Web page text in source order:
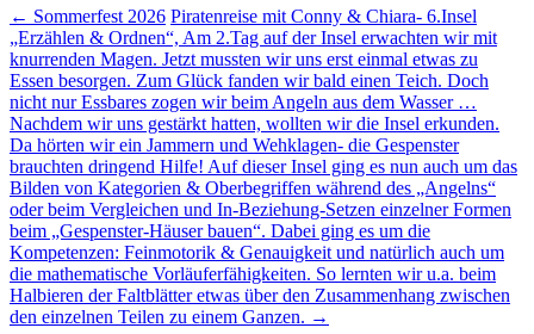
← Sommerfest 2026 Piratenreise mit Conny & Chiara- 6.Insel
„Erzählen & Ordnen“, Am 2.Tag auf der Insel erwachten wir mit
knurrenden Magen. Jetzt mussten wir uns erst einmal etwas zu
Essen besorgen. Zum Glück fanden wir bald einen Teich. Doch
nicht nur Essbares zogen wir beim Angeln aus dem Wasser …
Nachdem wir uns gestärkt hatten, wollten wir die Insel erkunden.
Da hörten wir ein Jammern und Wehklagen- die Gespenster
brauchten dringend Hilfe! Auf dieser Insel ging es nun auch um das
Bilden von Kategorien & Oberbegriffen während des „Angelns“
oder beim Vergleichen und In-Beziehung-Setzen einzelner Formen
beim „Gespenster-Häuser bauen“. Dabei ging es um die
Kompetenzen: Feinmotorik & Genauigkeit und natürlich auch um
die mathematische Vorläuferfähigkeiten. So lernten wir u.a. beim
Halbieren der Faltblätter etwas über den Zusammenhang zwischen
den einzelnen Teilen zu einem Ganzen. →